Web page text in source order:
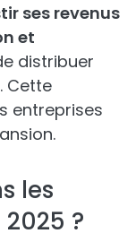
ses revenus
et
distribuer
Cette
entreprises
les
?